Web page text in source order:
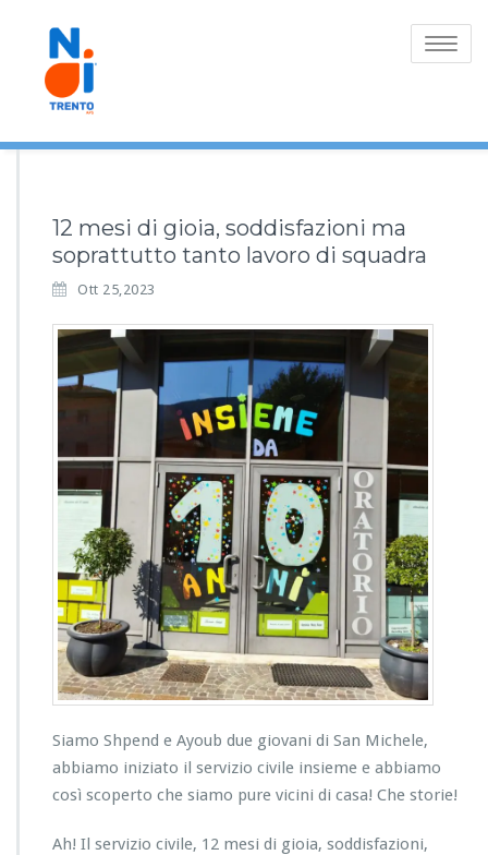
Toggle
12 mesi di gioia, soddisfazioni ma
soprattutto tanto lavoro di squadra
Ott 25,2023
Siamo Shpend e Ayoub due giovani di San Michele,
abbiamo iniziato il servizio civile insieme e abbiamo
così scoperto che siamo pure vicini di casa! Che storie!
Ah! Il servizio civile, 12 mesi di gioia, soddisfazioni,